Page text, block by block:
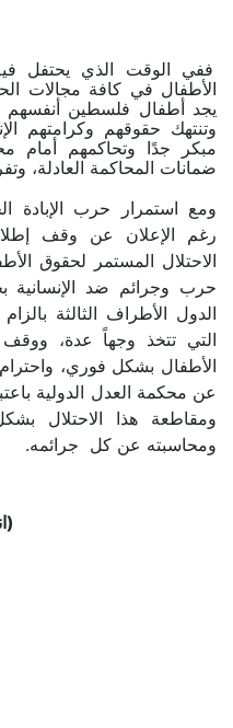
ففي الوقت الذي يحتفل فيه
الأطفال في كافة مجالات
يجد أطفال فلسطين أنفسهم
وتنتهك حقوقهم وكرامتهم
مبكر جدًا وتحاكمهم أمام
ضمانات المحاكمة العادلة،
ومع استمرار حرب الإبادة
رغم الإعلان عن وقف
الاحتلال المستمر لحقوق
حرب وجرائم ضد
الدول الأطراف الثالثة
التي تتخذ وجهاً عدة، ووقف
الأطفال بشكل فوري،
عن محكمة العدل الدولية
ومقاطعة هذا الاحتلال
ومحاسبته عن كل جرائمه.